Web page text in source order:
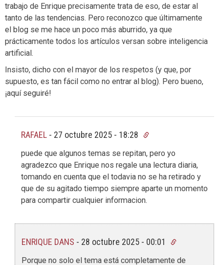
trabajo de Enrique precisamente trata de eso, de estar al
tanto de las tendencias. Pero reconozco que últimamente
el blog se me hace un poco más aburrido, ya que
prácticamente todos los artículos versan sobre inteligencia
artificial.
Insisto, dicho con el mayor de los respetos (y que, por
supuesto, es tan fácil como no entrar al blog). Pero bueno,
¡aquí seguiré!
RAFAEL - 27 octubre 2025 - 18:28
puede que algunos temas se repitan, pero yo
agradezco que Enrique nos regale una lectura diaria,
tomando en cuenta que el todavia no se ha retirado y
que de su agitado tiempo siempre aparte un momento
para compartir cualquier informacion.
ENRIQUE DANS - 28 octubre 2025 - 00:01
Porque no solo el tema está completamente de